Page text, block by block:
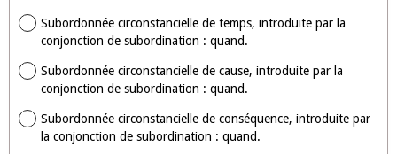
Subordonnée circonstancielle de temps, introduite par la
conjonction de subordination : quand.
Subordonnée circonstancielle de cause, introduite par la
conjonction de subordination : quand.
Subordonnée circonstancielle de conséquence, introduite par
la conjonction de subordination : quand.